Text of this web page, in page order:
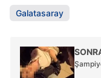
Galatasaray